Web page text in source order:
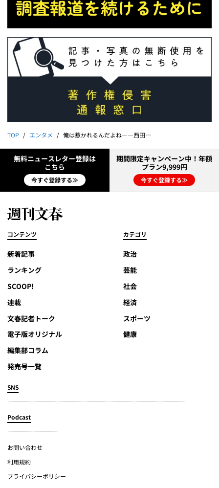
TOP エンタメ 俺は惹かれるんだよね――西田さんが愛した芸術家｜井筒和幸
無料ニュースレター登録は
こちら
今すぐ登録する≫
期間限定キャンペーン中！年額
プラン9,999円
今すぐ登録する≫
コンテンツ
新着記事
ランキング
SCOOP!
連載
文春記者トーク
電子版オリジナル
編集部コラム
発売号一覧
カテゴリ
政治
芸能
社会
経済
スポーツ
健康
SNS
Podcast
お問い合わせ
利用規約
プライバシーポリシー